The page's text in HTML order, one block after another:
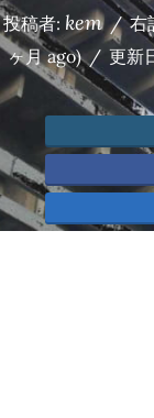
投稿者: kem / 右
ヶ月 ago) / 更新